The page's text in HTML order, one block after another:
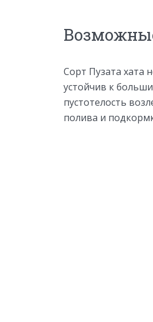
Сорт Пузата хата
устойчив к
пустотелость
полива и